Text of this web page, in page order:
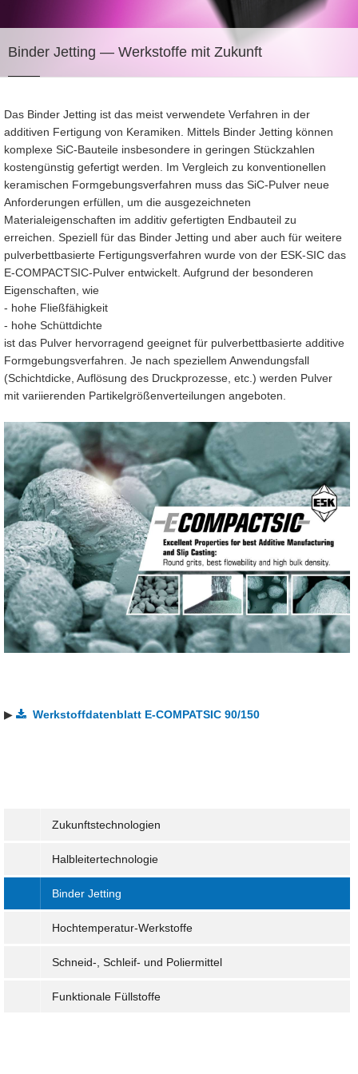
Binder Jetting — Werkstoffe mit Zukunft
Das Binder Jetting ist das meist verwendete Verfahren in der
additiven Fertigung von Keramiken. Mittels Binder Jetting können
komplexe SiC-Bauteile insbesondere in geringen Stückzahlen
kostengünstig gefertigt werden. Im Vergleich zu konventionellen
keramischen Formgebungsverfahren muss das SiC-Pulver neue
Anforderungen erfüllen, um die ausgezeichneten
Materialeigenschaften im additiv gefertigten Endbauteil zu
erreichen. Speziell für das Binder Jetting und aber auch für weitere
pulverbettbasierte Fertigungsverfahren wurde von der ESK-SIC das
E-COMPACTSIC-Pulver entwickelt. Aufgrund der besonderen
Eigenschaften, wie
- hohe Fließfähigkeit
- hohe Schüttdichte
ist das Pulver hervorragend geeignet für pulverbettbasierte additive
Formgebungsverfahren. Je nach speziellem Anwendungsfall
(Schichtdicke, Auflösung des Druckprozesse, etc.) werden Pulver
mit variierenden Partikelgrößenverteilungen angeboten.
▶ Werkstoffdatenblatt E-COMPATSIC 90/150
Zukunftstechnologien
Halbleitertechnologie
Binder Jetting
Hochtemperatur-Werkstoffe
Schneid-, Schleif- und Poliermittel
Funktionale Füllstoffe